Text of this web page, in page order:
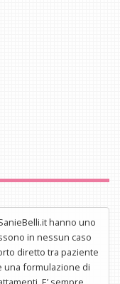
hanno uno
in nessun caso
diretto tra paziente
una formulazione di